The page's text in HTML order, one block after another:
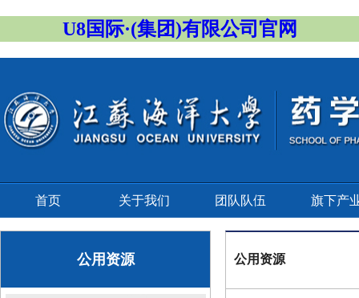
U8国际·(集团)有限公司官网
首页 关于我们 团队队伍 旗下产
公用资源 公用资源